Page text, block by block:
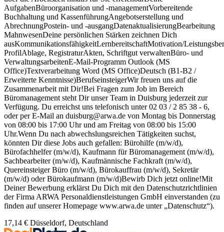
AufgabenBüroorganisation und -managementVorbereitende
Buchhaltung und KassenführungAngebotserstellung und
AbrechnungPostein- und -ausgangDatenaktualisierungBearbeitung
MahnwesenDeine persönlichen Stärken zeichnen Dich
ausKommunikationsfähigkeitLernbereitschaftMotivation/
ProfilAblage, RegistraturAkten, Schriftgut verwaltenBüro- und
VerwaltungsarbeitenE-Mail-Programm Outlook (MS
Office)Textverarbeitung Word (MS Office)Deutsch (B1-B2 /
Erweiterte Kenntnisse)BerufseinsteigerWir freuen uns auf die
Zusammenarbeit mit Dir!Bei Fragen zum Job im Bereich
Büromanagement steht Dir unser Team in Duisburg jederzeit zur
Verfügung. Du erreichst uns telefonisch unter 02 03 / 2 85 38 - 6,
oder per E-Mail an duisburg@arwa.de von Montag bis Donnerstag
von 08:00 bis 17:00 Uhr und am Freitag von 08:00 bis 15:00
Uhr.Wenn Du nach abwechslungsreichen Tätigkeiten suchst,
könnten Dir diese Jobs auch gefallen: Bürohilfe (m/w/d),
Bürofachhelfer (m/w/d), Kaufmann für Büromanagement (m/w/d),
Sachbearbeiter (m/w/d), Kaufmännische Fachkraft (m/w/d),
Quereinsteiger Büro (m/w/d), Bürokauffrau (m/w/d), Sekretär
(m/w/d) oder Bürokaufmann (m/w/d)Bewirb Dich jetzt online!Mit
Deiner Bewerbung erklärst Du Dich mit den Datenschutzrichtlinien
der Firma ARWA Personaldienstleistungen GmbH einverstanden (zu
finden auf unserer Homepage www.arwa.de unter „Datenschutz“).
17,14 € Düsseldorf, Deutschland